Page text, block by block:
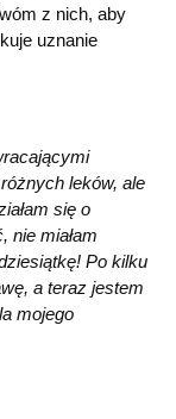
z nich, aby
uznanie
leków, ale
się o
nie miałam
Po kilku
a teraz jestem
mojego